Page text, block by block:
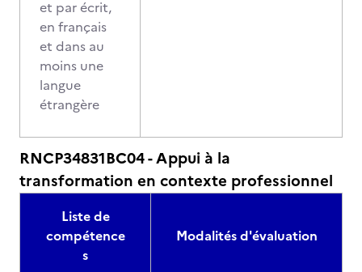
et par écrit,
en français
et dans au
moins une
langue
étrangère
RNCP34831BC04 - Appui à la
transformation en contexte professionnel
Liste de
compétence
s
Modalités d'évaluation